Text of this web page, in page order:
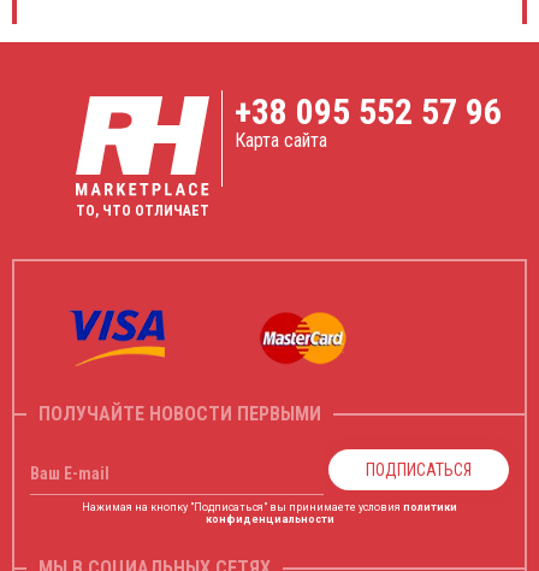
ТО, ЧТО ОТЛИЧАЕТ
+38 095 552 57 96
Карта сайта
ПОЛУЧАЙТЕ НОВОСТИ ПЕРВЫМИ
Ваш E-mail ПОДПИСАТЬСЯ
Нажимая на кнопку "Подписаться" вы принимаете условия политики
конфиденциальности